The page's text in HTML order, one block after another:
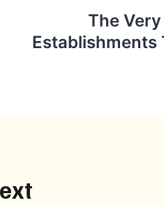
The
Establishments